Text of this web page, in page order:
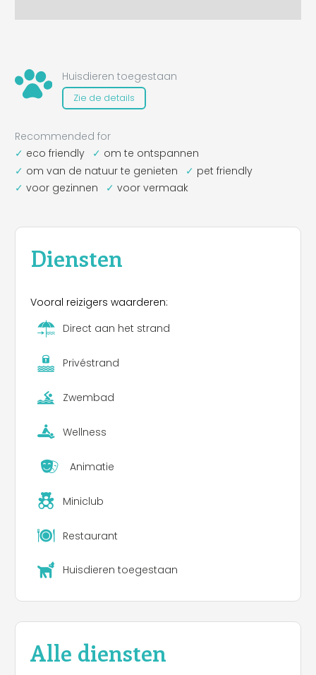
Huisdieren toegestaan
Zie de details
Recommended for
eco friendly
om te ontspannen
om van de natuur te genieten
pet friendly
voor gezinnen
voor vermaak
Diensten
Vooral reizigers waarderen:
Direct aan het strand
Privéstrand
Zwembad
Wellness
Animatie
Miniclub
Restaurant
Huisdieren toegestaan
Alle diensten